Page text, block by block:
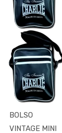
BOLSO
VINTAGE MINI